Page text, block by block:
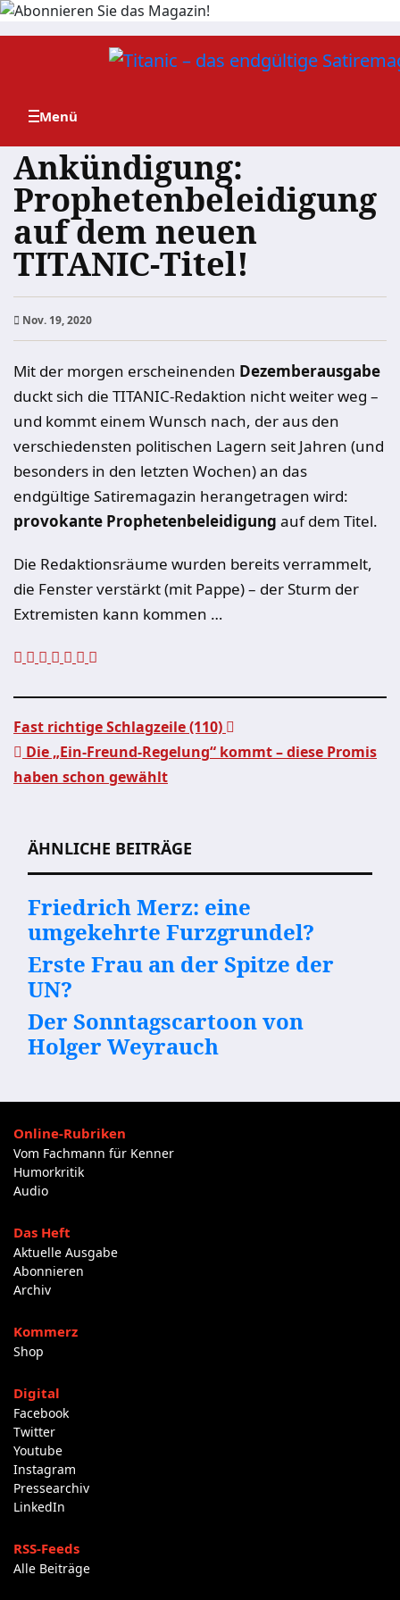
Zum
Ankündigung:
Prophetenbeleidigung
auf dem neuen
TITANIC-Titel!
Nov. 19, 2020
Mit der morgen erscheinenden Dezemberausgabe
duckt sich die TITANIC-Redaktion nicht weiter weg –
und kommt einem Wunsch nach, der aus den
verschiedensten politischen Lagern seit Jahren (und
besonders in den letzten Wochen) an das
endgültige Satiremagazin herangetragen wird:
provokante Prophetenbeleidigung auf dem Titel.
Die Redaktionsräume wurden bereits verrammelt,
die Fenster verstärkt (mit Pappe) – der Sturm der
Extremisten kann kommen …
Beitragsnavigation
Fast richtige Schlagzeile (110)
Die „Ein-Freund-Regelung“ kommt – diese Promis
haben schon gewählt
ÄHNLICHE BEITRÄGE
Friedrich Merz: eine
umgekehrte Furzgrundel?
Erste Frau an der Spitze der
UN?
Der Sonntagscartoon von
Holger Weyrauch
Online-Rubriken
Vom Fachmann für Kenner
Humorkritik
Audio
Das Heft
Aktuelle Ausgabe
Abonnieren
Archiv
Kommerz
Shop
Digital
Facebook
Twitter
Youtube
Instagram
Pressearchiv
LinkedIn
RSS-Feeds
Alle Beiträge